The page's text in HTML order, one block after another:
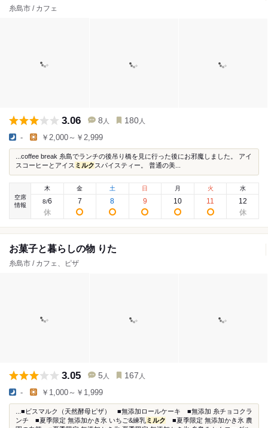
糸島市 / カフェ
3.06 8 人 180 人
- ￥2,000～￥2,999
...coffee break 糸島でランチの後吊り橋を見に行った後にお邪魔しました。 アイ
スコーヒーとアイス ミルクスパイスティー。 普通の美...
空席
情報
木
8/6
金
7
土
8
日
9
月
10
火
11
水
12
お菓子と暮らしの物 りた
糸島市 / カフェ、ピザ
3.05 5 人 167 人
- ￥1,000～￥1,999
...■ビスマルク（天然酵母ピザ） ■無添加ロールケーキ ■無添加 糸チョコクラ
ンチ ■夏季限定 無添加かき氷 いちご&練乳ミルク ■夏季限定 無添加かき氷 農